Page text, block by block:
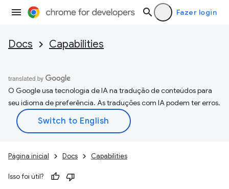
Fazer login
Docs Capabilities
O Google usa tecnologia de IA na tradução de conteúdos para
seu idioma de preferência. As traduções com IA podem ter erros.
Página inicial Docs Capabilities
Isso foi útil?